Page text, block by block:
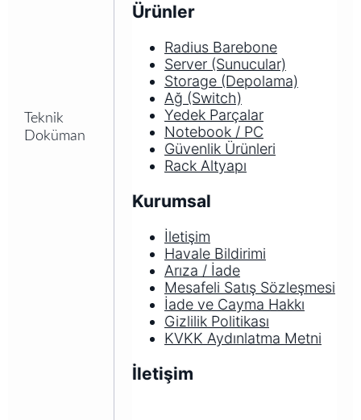
Teknik
Doküman
Ürünler
Radius Barebone
Server (Sunucular)
Storage (Depolama)
Ağ (Switch)
Yedek Parçalar
Notebook / PC
Güvenlik Ürünleri
Rack Altyapı
Kurumsal
İletişim
Havale Bildirimi
Arıza / İade
Mesafeli Satış Sözleşmesi
İade ve Cayma Hakkı
Gizlilik Politikası
KVKK Aydınlatma Metni
İletişim